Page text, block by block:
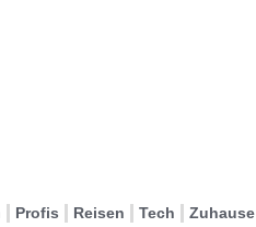
Profis Reisen Tech Zuhause